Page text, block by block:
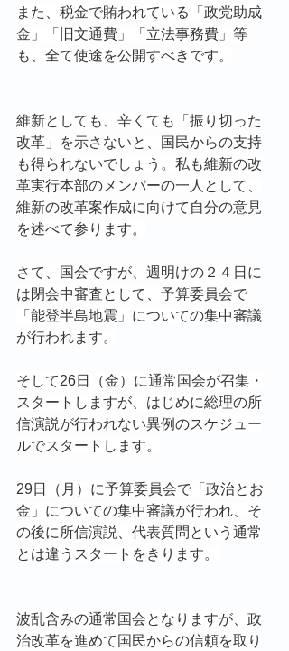
また、税金で賄われている「政党助成
金」「旧文通費」「立法事務費」等
も、全て使途を公開すべきです。
維新としても、辛くても「振り切った
改革」を示さないと、国民からの支持
も得られないでしょう。私も維新の改
革実行本部のメンバーの一人として、
維新の改革案作成に向けて自分の意見
を述べて参ります。
さて、国会ですが、週明けの２４日に
は閉会中審査として、予算委員会で
「能登半島地震」についての集中審議
が行われます。
そして26日（金）に通常国会が召集・
スタートしますが、はじめに総理の所
信演説が行われない異例のスケジュー
ルでスタートします。
29日（月）に予算委員会で「政治とお
金」についての集中審議が行われ、そ
の後に所信演説、代表質問という通常
とは違うスタートをきります。
波乱含みの通常国会となりますが、政
治改革を進めて国民からの信頼を取り